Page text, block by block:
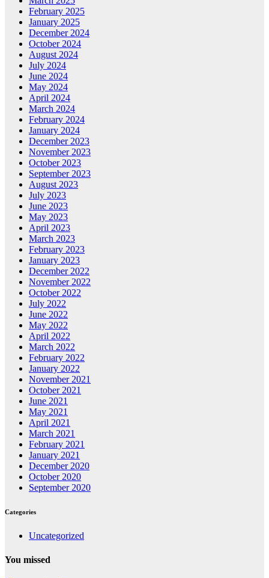
February 2025
January 2025
December 2024
October 2024
August 2024
July 2024
June 2024
May 2024
April 2024
March 2024
February 2024
January 2024
December 2023
November 2023
October 2023
September 2023
August 2023
July 2023
June 2023
May 2023
April 2023
March 2023
February 2023
January 2023
December 2022
November 2022
October 2022
July 2022
June 2022
May 2022
April 2022
March 2022
February 2022
January 2022
November 2021
October 2021
June 2021
May 2021
April 2021
March 2021
February 2021
January 2021
December 2020
October 2020
September 2020
Categories
Uncategorized
You missed